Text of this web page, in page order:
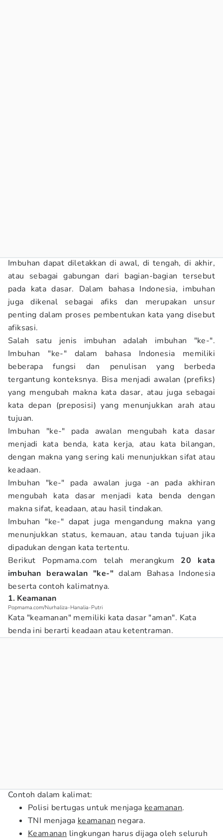
Imbuhan dapat diletakkan di awal, di tengah, di akhir,
atau sebagai gabungan dari bagian-bagian tersebut
pada kata dasar. Dalam bahasa Indonesia, imbuhan
juga dikenal sebagai afiks dan merupakan unsur
penting dalam proses pembentukan kata yang disebut
afiksasi.
Salah satu jenis imbuhan adalah imbuhan "ke-".
Imbuhan "ke-" dalam bahasa Indonesia memiliki
beberapa fungsi dan penulisan yang berbeda
tergantung konteksnya. Bisa menjadi awalan (prefiks)
yang mengubah makna kata dasar, atau juga sebagai
kata depan (preposisi) yang menunjukkan arah atau
tujuan.
Imbuhan "ke-" pada awalan mengubah kata dasar
menjadi kata benda, kata kerja, atau kata bilangan,
dengan makna yang sering kali menunjukkan sifat atau
keadaan.
Imbuhan "ke-" pada awalan juga -an pada akhiran
mengubah kata dasar menjadi kata benda dengan
makna sifat, keadaan, atau hasil tindakan.
Imbuhan "ke-" dapat juga mengandung makna yang
menunjukkan status, kemauan, atau tanda tujuan jika
dipadukan dengan kata tertentu.
Berikut Popmama.com
telah merangkum 20 kata
imbuhan berawalan "ke-"dalam Bahasa Indonesia
beserta contoh kalimatnya.
1. Keamanan
Popmama.com/Nurhaliza-Hanalia-Putri
Kata "keamanan" memiliki kata dasar "aman". Kata
benda ini berarti keadaan atau ketentraman.
Contoh dalam kalimat:
Polisi bertugas untuk menjaga keamanan.
TNI menjaga keamanan negara.
Keamanan lingkungan harus dijaga oleh seluruh